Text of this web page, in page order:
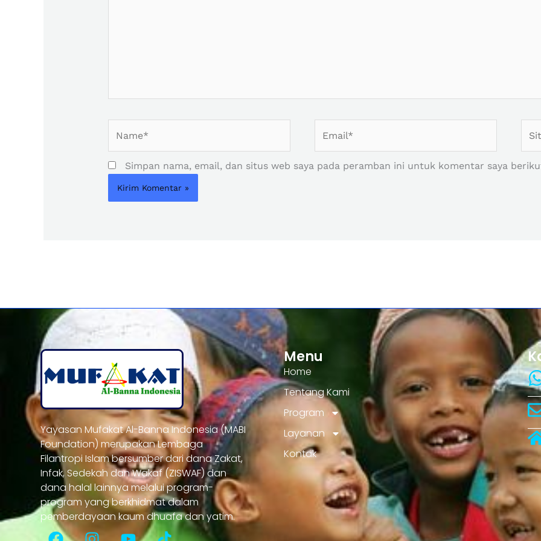
Simpan nama, email, dan situs web saya pada peramban ini untuk komentar saya
Menu
Home
Tentang Kami
Program
Layanan
Kontak
Yayasan Mufakat Al-Banna Indonesia (MABI
Foundation) merupakan Lembaga
Filantropi Islam bersumber dari dana Zakat,
Infak, Sedekah dan Wakaf (ZISWAF) dan
dana halal lainnya melalui program-
program yang berkhidmat dalam
pemberdayaan kaum dhuafa dan yatim.
F
I
Y
T